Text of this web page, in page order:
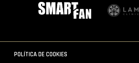
POLÍTICA DE COOKIES